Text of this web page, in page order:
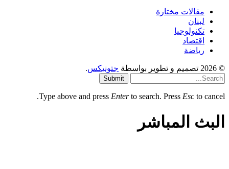
مقالات مختارة
لبنان
تكنولوجيا
اقتصاد
رياضة
© 2026 تصميم و تطوير بواسطة جتونيكس.
Submit
Type above and press Enterto search. Press Esc to cancel.
البث المباشر